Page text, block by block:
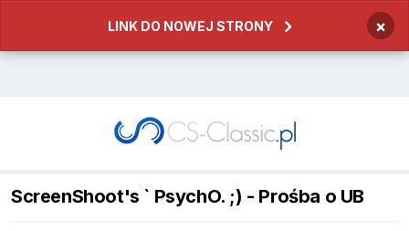
LINK DO NOWEJ STRONY ×
ScreenShoot's ` PsychO. ;) - Prośba o UB